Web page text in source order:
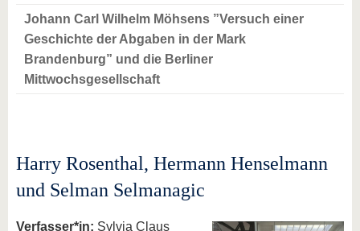
Johann Carl Wilhelm Möhsens ”Versuch einer
Geschichte der Abgaben in der Mark
Brandenburg” und die Berliner
Mittwochsgesellschaft
Harry Rosenthal, Hermann Henselmann
und Selman Selmanagic
Verfasser*in: Sylvia Claus